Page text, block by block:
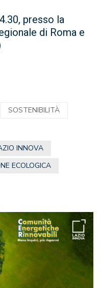
presso la
di Roma e
SOSTENIBILITÀ
INNOVA
ECOLOGICA